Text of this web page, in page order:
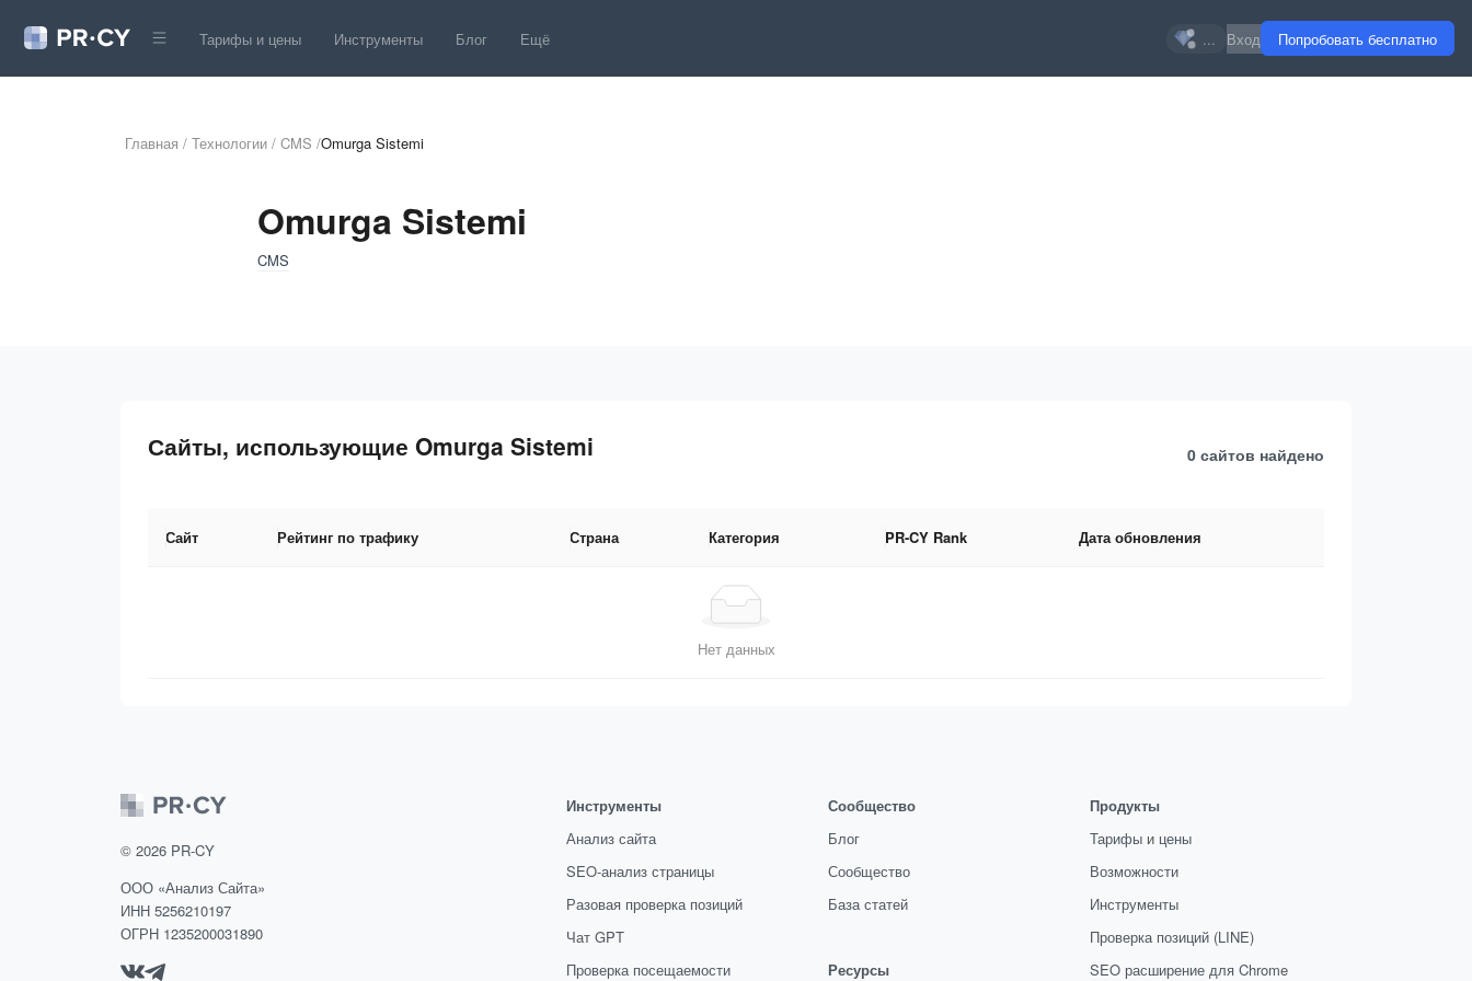
Тарифы и цены Инструменты Блог Ещё ... Вход Попробовать бесплатно
Главная / Технологии / CMS /Omurga Sistemi
Omurga Sistemi
CMS
Сайты, использующие Omurga Sistemi 0 сайтов найдено
Сайт Рейтинг по трафику Страна Категория PR-CY Rank Дата обновления
Нет данных
© 2026 PR-CY
ООО «Анализ Сайта»
ИНН 5256210197
ОГРН 1235200031890
Инструменты
Анализ сайта
SEO-анализ страницы
Разовая проверка позиций
Чат GPT
Проверка посещаемости
Сообщество
Блог
Сообщество
База статей
Ресурсы
Продукты
Тарифы и цены
Возможности
Инструменты
Проверка позиций (LINE)
SEO расширение для Chrome